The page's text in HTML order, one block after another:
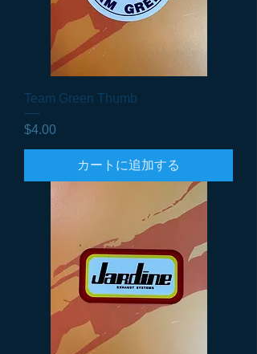
Team Green Thumb
価格
$4.00
カートに追加する